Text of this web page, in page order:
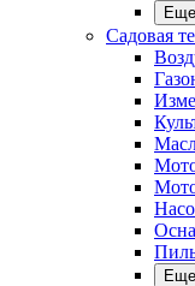
Еще
Садовая
Еще